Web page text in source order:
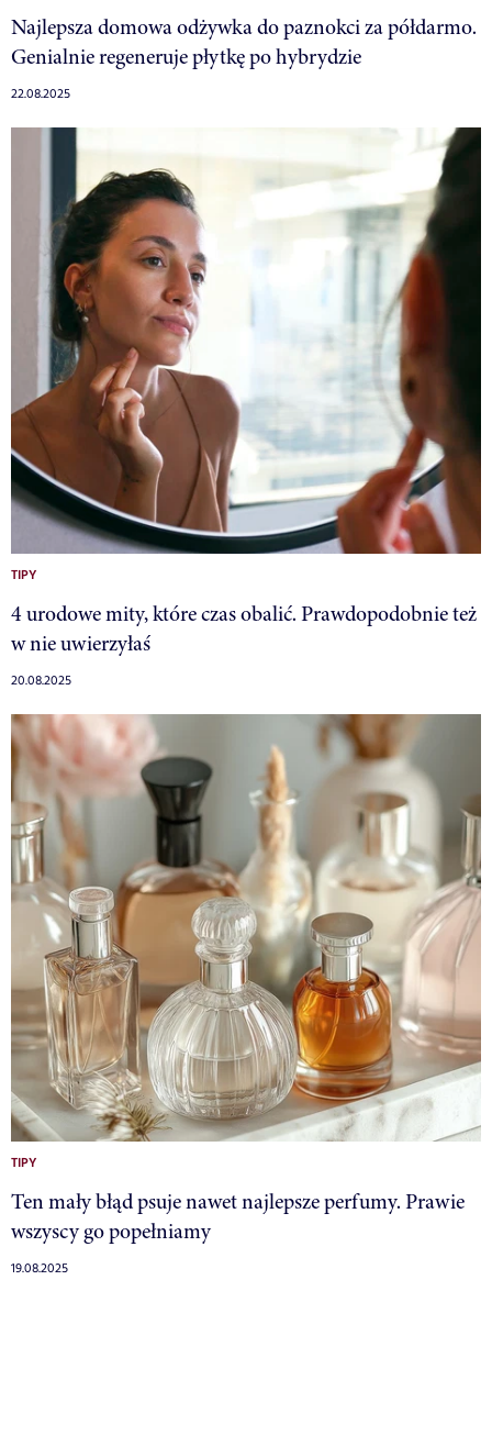
Najlepsza domowa odżywka do paznokci za półdarmo.
Genialnie regeneruje płytkę po hybrydzie
22.08.2025
TIPY
4 urodowe mity, które czas obalić. Prawdopodobnie też
w nie uwierzyłaś
20.08.2025
TIPY
Ten mały błąd psuje nawet najlepsze perfumy. Prawie
wszyscy go popełniamy
19.08.2025